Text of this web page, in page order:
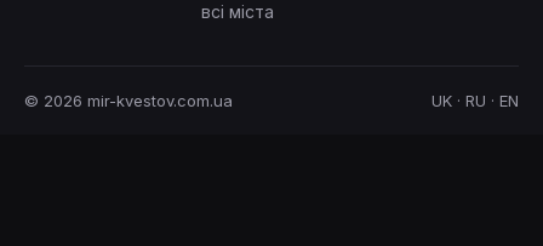
всі міста
© 2026 mir-kvestov.com.ua UK · RU · EN